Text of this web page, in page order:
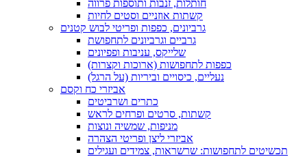
חותלות, זנבות ותוספות פרווה
קשתות אוזניים וסטים לחיות
גרביונים, כפפות ופריטי לבוש קטנים
גרביים וגרביונים לתחפושת
שלייקס, עניבות ופפיונים
כפפות לתחפושות (ארוכות וקצרות)
נעליים, כיסויים וביריות (על הרגל)
אביזרי כח וקסם
כתרים ושרביטים
קשתות, סרטים ופרחים לראש
מניפות, שמשיה ונוצות
אביזרי ליצן ופריטי הצהרה
תכשיטים לתחפושות: שרשראות, צמידים ועגילים